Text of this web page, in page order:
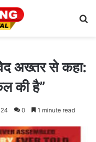
अख्तर से कहा:
की है”
0 1 minute read